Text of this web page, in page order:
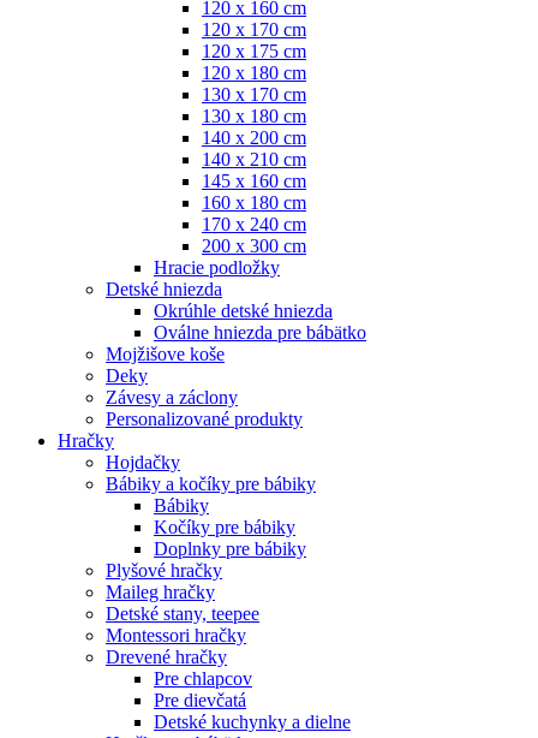
120 x 160 cm
120 x 170 cm
120 x 175 cm
120 x 180 cm
130 x 170 cm
130 x 180 cm
140 x 200 cm
140 x 210 cm
145 x 160 cm
160 x 180 cm
170 x 240 cm
200 x 300 cm
Hracie podložky
Detské hniezda
Okrúhle detské hniezda
Oválne hniezda pre bábätko
Mojžišove koše
Deky
Závesy a záclony
Personalizované produkty
Hračky
Hojdačky
Bábiky a kočíky pre bábiky
Bábiky
Kočíky pre bábiky
Doplnky pre bábiky
Plyšové hračky
Maileg hračky
Detské stany, teepee
Montessori hračky
Drevené hračky
Pre chlapcov
Pre dievčatá
Detské kuchynky a dielne